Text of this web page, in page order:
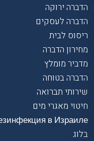
הדברה ירוקה
הדברה לעסקים
ריסוס לבית
מחירון הדברה
מדביר מומלץ
הדברה בטוחה
שירותי תברואה
חיטוי מאגרי מים
в Израиле
בלוג